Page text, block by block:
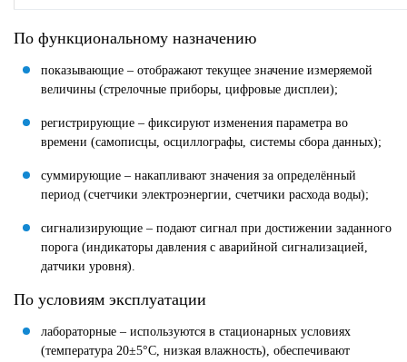
По функциональному назначению
показывающие – отображают текущее значение измеряемой
величины (стрелочные приборы, цифровые дисплеи);
регистрирующие – фиксируют изменения параметра во
времени (самописцы, осциллографы, системы сбора данных);
суммирующие – накапливают значения за определённый
период (счетчики электроэнергии, счетчики расхода воды);
сигнализирующие – подают сигнал при достижении заданного
порога (индикаторы давления с аварийной сигнализацией,
датчики уровня).
По условиям эксплуатации
лабораторные – используются в стационарных условиях
(температура 20±5°C, низкая влажность), обеспечивают